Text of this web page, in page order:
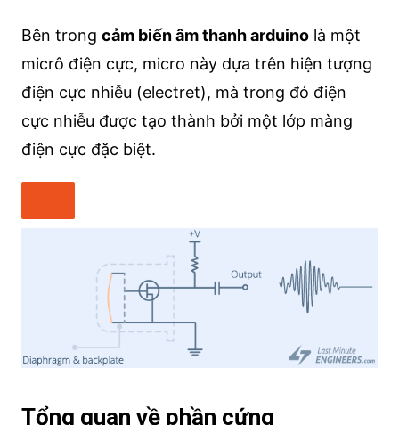
Bên trong cảm biến âm thanh arduinolà một
micrô điện cực, micro này dựa trên hiện tượng
điện cực nhiễu (electret), mà trong đó điện
cực nhiễu được tạo thành bởi một lớp màng
điện cực đặc biệt.
Tổng quan về phần cứng